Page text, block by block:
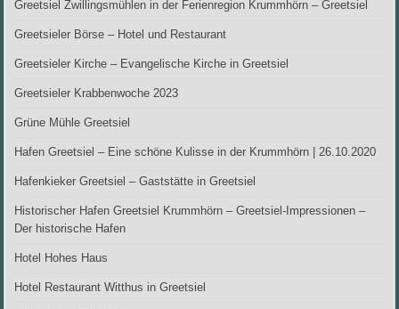
Greetsiel Zwillingsmühlen in der Ferienregion Krummhörn – Greetsiel
Greetsieler Börse – Hotel und Restaurant
Greetsieler Kirche – Evangelische Kirche in Greetsiel
Greetsieler Krabbenwoche 2023
Grüne Mühle Greetsiel
Hafen Greetsiel – Eine schöne Kulisse in der Krummhörn | 26.10.2020
Hafenkieker Greetsiel – Gaststätte in Greetsiel
Historischer Hafen Greetsiel Krummhörn – Greetsiel-Impressionen –
Der historische Hafen
Hotel Hohes Haus
Hotel Restaurant Witthus in Greetsiel